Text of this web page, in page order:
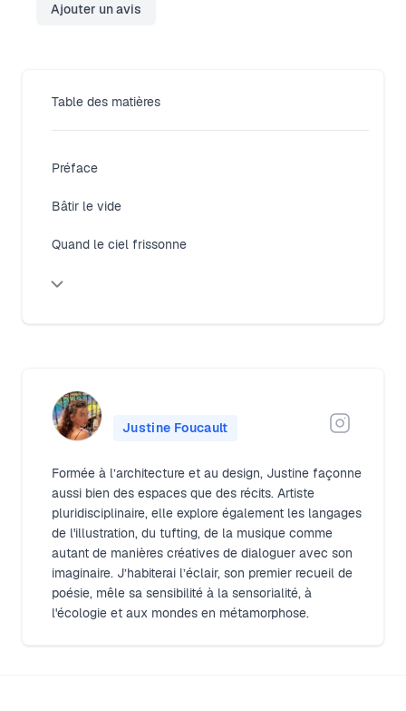
Ajouter un avis
Table des matières
Préface
Bâtir le vide
Quand le ciel frissonne
Justine Foucault
Formée à l’architecture et au design, Justine façonne
aussi bien des espaces que des récits. Artiste
pluridisciplinaire, elle explore également les langages
de l'illustration, du tufting, de la musique comme
autant de manières créatives de dialoguer avec son
imaginaire. J’habiterai l’éclair, son premier recueil de
poésie, mêle sa sensibilité à la sensorialité, à
l'écologie et aux mondes en métamorphose.